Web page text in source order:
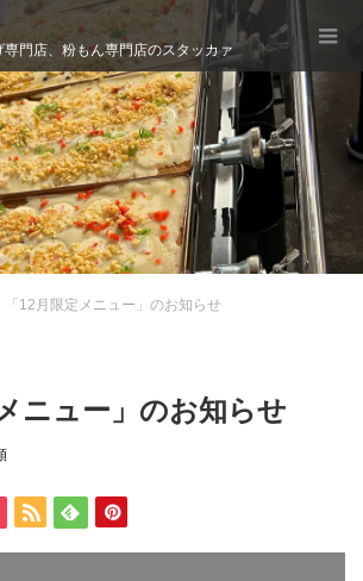
門店、粉もん専門店のスタッカァ
「12月限定メニュー」のお知らせ
ニュー」のお知らせ